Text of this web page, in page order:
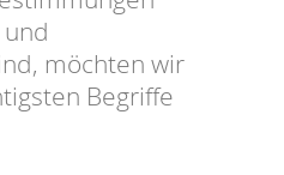
möchten wir
Begriffe